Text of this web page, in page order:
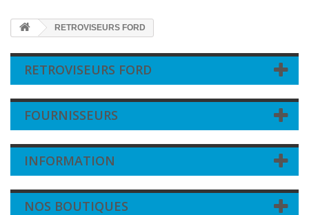
RETROVISEURS FORD
RETROVISEURS FORD
FOURNISSEURS
INFORMATION
NOS BOUTIQUES